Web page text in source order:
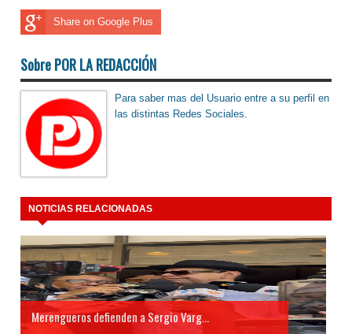
Share on Google Plus
Sobre POR LA REDACCIÓN
Para saber mas del Usuario entre a su perfil en
las distintas Redes Sociales.
NOTICIAS RELACIONADAS
Merengueros defienden a Sergio Varg...